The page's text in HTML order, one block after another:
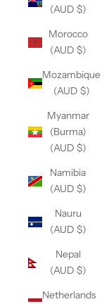
(AUD $)
Morocco
(AUD $)
Mozambique
(AUD $)
Myanmar
(Burma)
(AUD $)
Namibia
(AUD $)
Nauru
(AUD $)
Nepal
(AUD $)
Netherlands